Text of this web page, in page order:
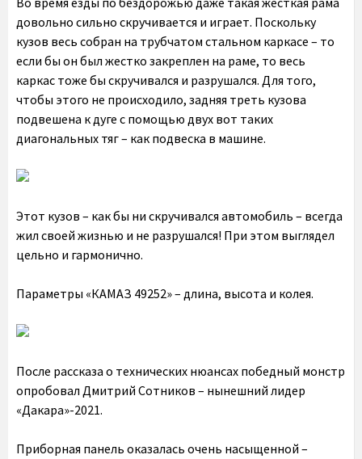
довольно сильно скручивается и играет. Поскольку
кузов весь собран на трубчатом стальном каркасе – то
если бы он был жестко закреплен на раме, то весь
каркас тоже бы скручивался и разрушался. Для того,
чтобы этого не происходило, задняя треть кузова
подвешена к дуге с помощью двух вот таких
диагональных тяг – как подвеска в машине.
Этот кузов – как бы ни скручивался автомобиль – всегда
жил своей жизнью и не разрушался! При этом выглядел
цельно и гармонично.
Параметры «КАМАЗ 49252» – длина, высота и колея.
После рассказа о технических нюансах победный монстр
опробовал Дмитрий Сотников – нынешний лидер
«Дакара»-2021.
Приборная панель оказалась очень насыщенной –